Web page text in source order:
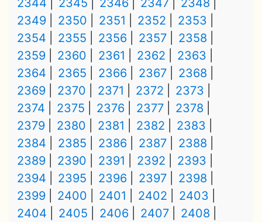
2344
2345 2346 2347
2348
2349
2350 2351 2352
2353
2354
2355 2356 2357
2358
2359
2360 2361 2362
2363
2364
2365 2366 2367
2368
2369
2370 2371 2372
2373
2374
2375 2376 2377
2378
2379
2380 2381 2382
2383
2384
2385 2386 2387
2388
2389
2390 2391 2392
2393
2394
2395 2396 2397
2398
2399
2400 2401 2402
2403
2404
2405 2406 2407
2408